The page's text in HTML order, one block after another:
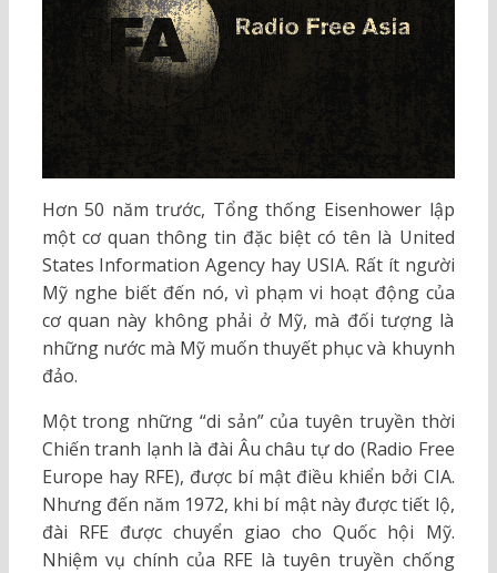
Hơn 50 năm trước, Tổng thống Eisenhower lập
một cơ quan thông tin đặc biệt có tên là United
States Information Agency hay USIA. Rất ít người
Mỹ nghe biết đến nó, vì phạm vi hoạt động của
cơ quan này không phải ở Mỹ, mà đối tượng là
những nước mà Mỹ muốn thuyết phục và khuynh
đảo.
Một trong những “di sản” của tuyên truyền thời
Chiến tranh lạnh là đài Âu châu tự do (Radio Free
Europe hay RFE), được bí mật điều khiển bởi CIA.
Nhưng đến năm 1972, khi bí mật này được tiết lộ,
đài RFE được chuyển giao cho Quốc hội Mỹ.
Nhiệm vụ chính của RFE là tuyên truyền chống